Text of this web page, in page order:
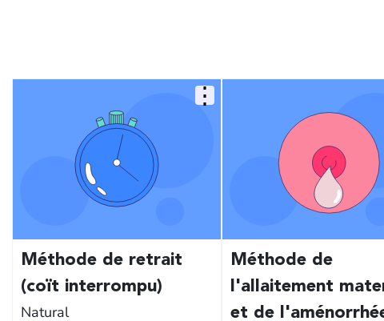
Méthode de retrait
(coït interrompu)
Natural
Méthode de
l'allaitement
et de